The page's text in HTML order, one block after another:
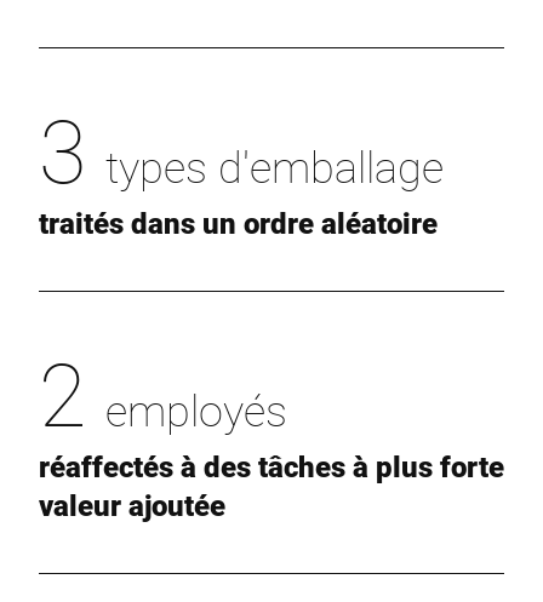
3 types d'emballage
traités dans un ordre aléatoire
2 employés
réaffectés à des tâches à plus forte
valeur ajoutée